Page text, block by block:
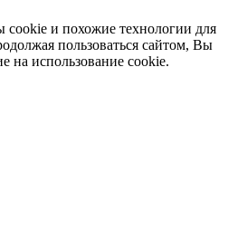
cookie и похожие технологии для
пользоваться сайтом, Вы
на использование cookie.